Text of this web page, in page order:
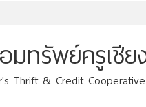
ทรัพย์ครูเชีย
Thrift & Credit